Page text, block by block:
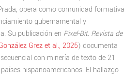
opera como comunidad formativa
gubernamental y
Su publicación en Pixel-Bit. Revista de
Grez et al., 2025) documenta
con minería de texto de 21
hispanoamericanos. El hallazgo